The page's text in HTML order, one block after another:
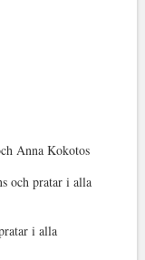
Anna Kokotos
och pratar i alla
i alla